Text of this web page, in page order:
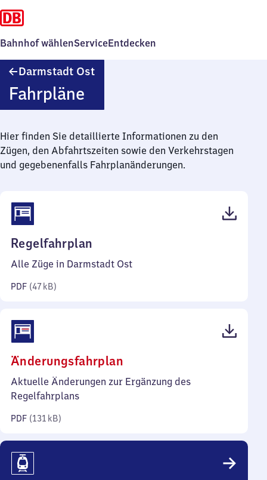
Bahnhof wählenServiceEntdecken
Darmstadt Ost
Fahrpläne
Hier finden Sie detaillierte Informationen zu den
Zügen, den Abfahrtszeiten sowie den Verkehrstagen
und gegebenenfalls Fahrplanänderungen.
Regelfahrplan
47
Alle Züge in Darmstadt Ost
PDF (47 kB)
Änderungsfahrplan
131
Aktuelle Änderungen zur Ergänzung des
Regelfahrplans
PDF (131 kB)